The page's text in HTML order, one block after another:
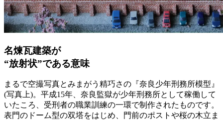
名煉瓦建築が
“放射状”である意味
まるで空撮写真とみまがう精巧さの『奈良少年刑務所模型』
(写真上)。平成15年、奈良監獄が少年刑務所として稼働して
いたころ、受刑者の職業訓練の一環で制作されたものです。
表門のドーム型の双塔をはじめ、門前のポストや桜の木立ま